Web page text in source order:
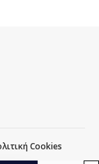
Cookies